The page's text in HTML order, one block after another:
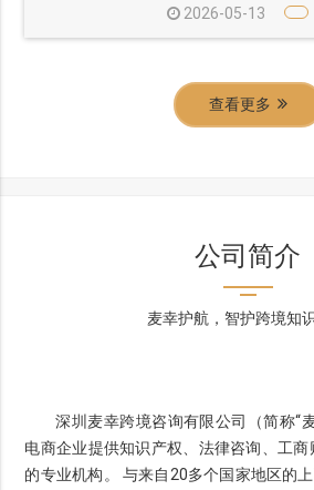
2026-05-13
查看更多
公司简介
麦幸护航，智护跨境知
深圳麦幸跨境咨询有限公司（简称“
电商企业提供知识产权、法律咨询、工
的专业机构。 与来自20多个国家地区的